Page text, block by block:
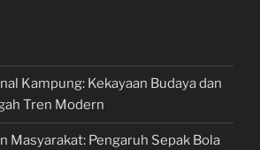
Kampung: Kekayaan Budaya dan
Tren Modern
Masyarakat: Pengaruh Sepak Bola